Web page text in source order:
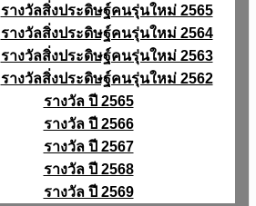
รางวัลสิ่งประดิษฐ์คนรุ่นใหม่ 2565
รางวัลสิ่งประดิษฐ์คนรุ่นใหม่ 2564
รางวัลสิ่งประดิษฐ์คนรุ่นใหม่ 2563
รางวัลสิ่งประดิษฐ์คนรุ่นใหม่ 2562
รางวัล ปี 2565
รางวัล ปี 2566
รางวัล ปี 2567
รางวัล ปี 2568
รางวัล ปี 2569